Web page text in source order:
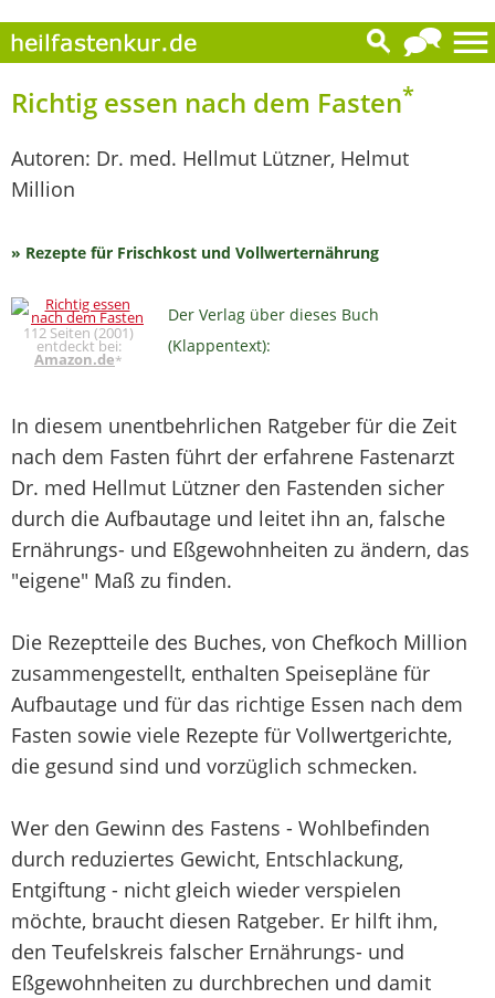
Richtig essen nach dem Fasten*
Autoren: Dr. med. Hellmut Lützner, Helmut
Million
» Rezepte für Frischkost und Vollwerternährung
112 Seiten (2001)
entdeckt bei:
Amazon.de*
Der Verlag über dieses Buch
(Klappentext):
In diesem unentbehrlichen Ratgeber für die Zeit
nach dem Fasten führt der erfahrene Fastenarzt
Dr. med Hellmut Lützner den Fastenden sicher
durch die Aufbautage und leitet ihn an, falsche
Ernährungs- und Eßgewohnheiten zu ändern, das
"eigene" Maß zu finden.
Die Rezeptteile des Buches, von Chefkoch Million
zusammengestellt, enthalten Speisepläne für
Aufbautage und für das richtige Essen nach dem
Fasten sowie viele Rezepte für Vollwertgerichte,
die gesund sind und vorzüglich schmecken.
Wer den Gewinn des Fastens - Wohlbefinden
durch reduziertes Gewicht, Entschlackung,
Entgiftung - nicht gleich wieder verspielen
möchte, braucht diesen Ratgeber. Er hilft ihm,
den Teufelskreis falscher Ernährungs- und
Eßgewohnheiten zu durchbrechen und damit